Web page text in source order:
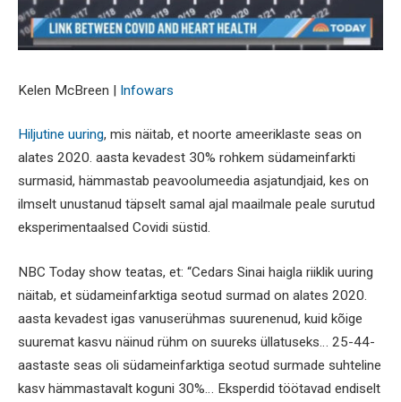
Kelen McBreen | Infowars
Hiljutine uuring, mis näitab, et noorte ameeriklaste seas on
alates 2020. aasta kevadest 30% rohkem südameinfarkti
surmasid, hämmastab peavoolumeedia asjatundjaid, kes on
ilmselt unustanud täpselt samal ajal maailmale peale surutud
eksperimentaalsed Covidi süstid.
NBC Today show teatas, et: “Cedars Sinai haigla riiklik uuring
näitab, et südameinfarktiga seotud surmad on alates 2020.
aasta kevadest igas vanuserühmas suurenenud, kuid kõige
suuremat kasvu näinud rühm on suureks üllatuseks… 25-44-
aastaste seas oli südameinfarktiga seotud surmade suhteline
kasv hämmastavalt koguni 30%… Eksperdid töötavad endiselt